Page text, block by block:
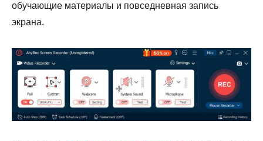
обучающие материалы и повседневная запись
экрана.